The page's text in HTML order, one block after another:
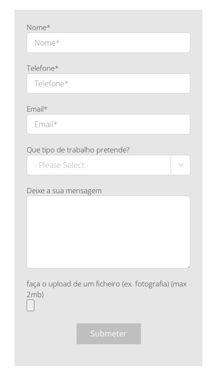
Nome*
Telefone*
Email*
Que tipo de trabalho pretende?

Deixe a sua mensagem
faça o upload de um ficheiro (ex. fotografia) (max
2mb)